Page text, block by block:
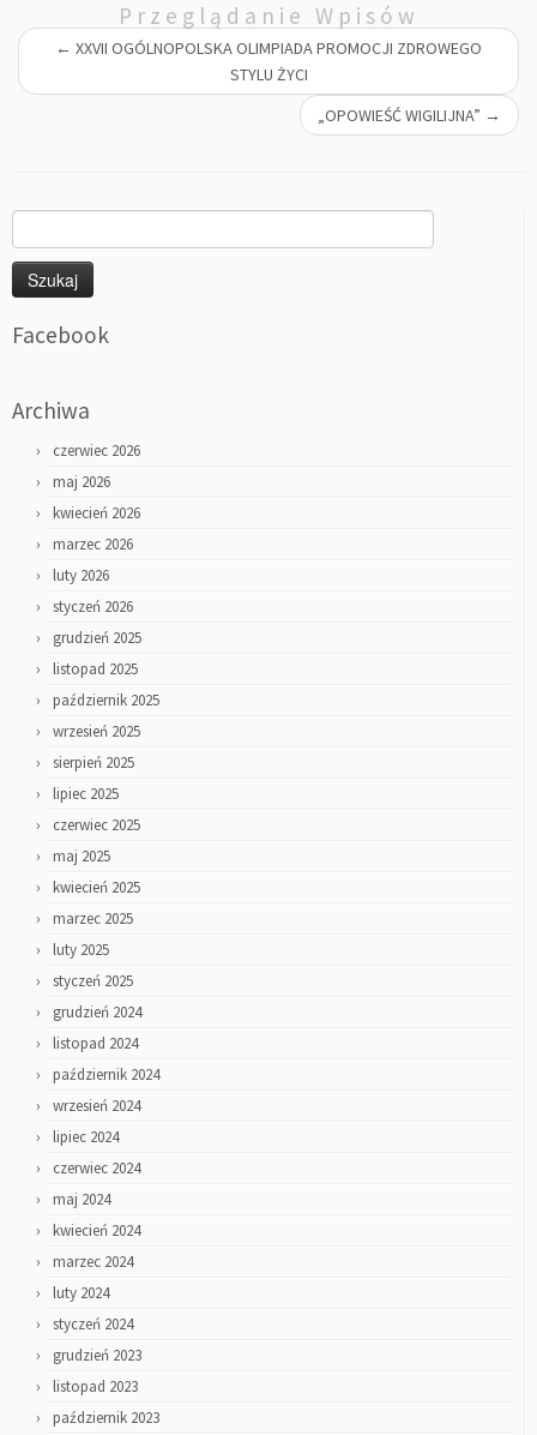
Przeglądanie Wpisów
← XXVII OGÓLNOPOLSKA OLIMPIADA PROMOCJI ZDROWEGO
STYLU ŻYCI
„OPOWIEŚĆ WIGILIJNA” →
Facebook
Archiwa
czerwiec 2026
maj 2026
kwiecień 2026
marzec 2026
luty 2026
styczeń 2026
grudzień 2025
listopad 2025
październik 2025
wrzesień 2025
sierpień 2025
lipiec 2025
czerwiec 2025
maj 2025
kwiecień 2025
marzec 2025
luty 2025
styczeń 2025
grudzień 2024
listopad 2024
październik 2024
wrzesień 2024
lipiec 2024
czerwiec 2024
maj 2024
kwiecień 2024
marzec 2024
luty 2024
styczeń 2024
grudzień 2023
listopad 2023
październik 2023